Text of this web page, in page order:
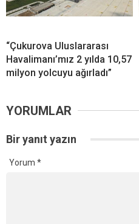
“Çukurova Uluslararası
Havalimanı’mız 2 yılda 10,57
milyon yolcuyu ağırladı”
YORUMLAR
Bir yanıt yazın
Yorum *